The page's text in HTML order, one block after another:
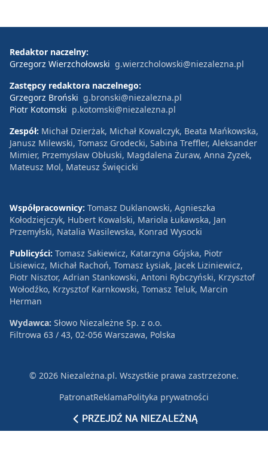
PRZEJDŹ NA NIEZALEŻNĄ
Redaktor naczelny:
Grzegorz Wierzchołowski g.wierzcholowski@niezalezna.pl
Zastępcy redaktora naczelnego:
Grzegorz Broński g.bronski@niezalezna.pl
Piotr Kotomski p.kotomski@niezalezna.pl
Zespół: Michał Dzierżak, Michał Kowalczyk, Beata Mańkowska,
Janusz Milewski, Tomasz Grodecki, Sabina Treffler, Aleksander
Mimier, Przemysław Obłuski, Magdalena Żuraw, Anna Zyzek,
Mateusz Mol, Mateusz Święcicki
Współpracownicy: Tomasz Duklanowski, Agnieszka
Kołodziejczyk, Hubert Kowalski, Mariola Łukawska, Jan
Przemyłski, Natalia Wasilewska, Konrad Wysocki
Publicyści: Tomasz Sakiewicz, Katarzyna Gójska, Piotr
Lisiewicz, Michał Rachoń, Tomasz Łysiak, Jacek Liziniewicz,
Piotr Nisztor, Adrian Stankowski, Antoni Rybczyński, Krzysztof
Wołodźko, Krzysztof Karnkowski, Tomasz Teluk, Marcin
Herman
Wydawca: Słowo Niezależne Sp. z o.o.
Filtrowa 63 / 43, 02-056 Warszawa, Polska
© 2026 Niezależna.pl. Wszystkie prawa zastrzeżone.
PatronatReklamaPolityka prywatności